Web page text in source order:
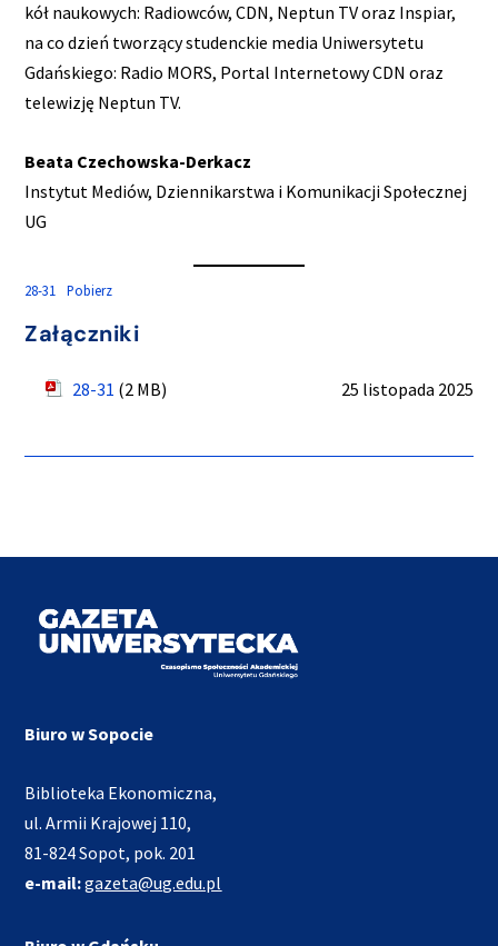
kół naukowych: Radiowców, CDN, Neptun TV oraz Inspiar,
na co dzień tworzący studenckie media Uniwersytetu
Gdańskiego: Radio MORS, Portal Internetowy CDN oraz
telewizję Neptun TV.
Beata Czechowska-Derkacz
Instytut Mediów, Dziennikarstwa i Komunikacji Społecznej
UG
28-31 Pobierz
Załączniki
28-31 (2 MB) 25 listopada 2025
Biuro w Sopocie
Biblioteka Ekonomiczna,
ul. Armii Krajowej 110,
81-824 Sopot, pok. 201
e-mail:gazeta@ug.edu.pl